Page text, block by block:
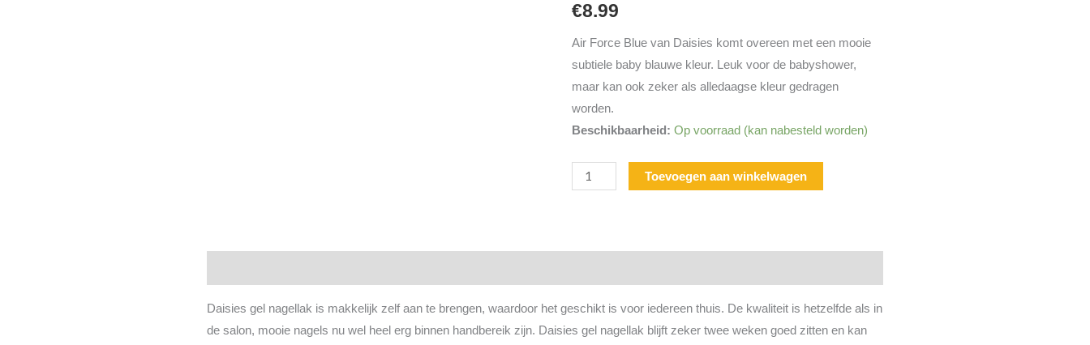
€8.99
Air Force Blue van Daisies komt overeen met een mooie
subtiele baby blauwe kleur. Leuk voor de babyshower,
maar kan ook zeker als alledaagse kleur gedragen
worden.
Beschikbaarheid: Op voorraad (kan nabesteld worden)
Toevoegen aan winkelwagen
Daisies gel nagellak is makkelijk zelf aan te brengen, waardoor het geschikt is voor iedereen thuis. De kwaliteit is hetzelfde als in
de salon, mooie nagels nu wel heel erg binnen handbereik zijn. Daisies gel nagellak blijft zeker twee weken goed zitten en kan